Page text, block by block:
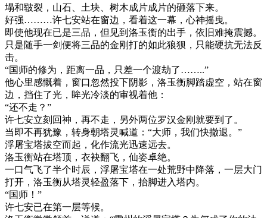
塌和皲裂，山石、土块、树木成片成片的砸落下来。
好强………许七安站在窗边，看着这一幕，心神摇曳。
即使他现在已是三品，但见到洛玉衡的出手，依旧难掩震撼。
只是随手一剑便将三品的金刚打的如此狼狈，只能硬抗无法反
击。
“国师的修为，距离一品，只差一个渡劫了……..”
他心里感慨着，窗口忽然投下阴影，洛玉衡脚踏虚空，站在窗
边，挡住了光，眸光冷淡的审视着他：
“还不走？”
许七安立刻回神，再不走，另外两位罗汉金刚就要到了。
当即不再犹豫，转身朝塔灵喊道：“大师，我们快撤退。”
浮屠宝塔拔空而起，化作流光迅速远去。
洛玉衡站在塔顶，衣袂翻飞，仙姿卓绝。
一口气飞了半个时辰，浮屠宝塔在一处荒野中降落，一层大门
打开，洛玉衡从塔灵轻盈落下，抬脚进入塔内。
“国师！”
许七安已在第一层等候。